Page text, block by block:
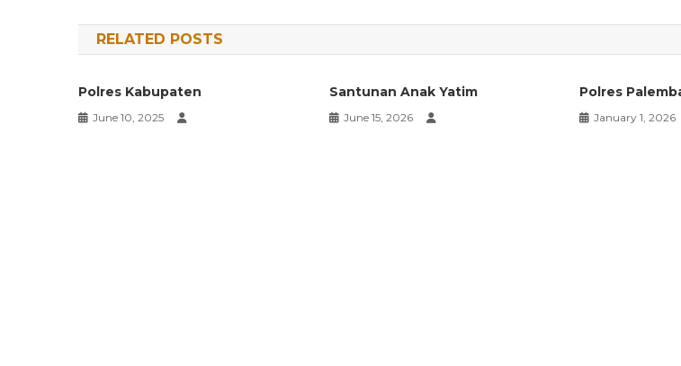
navigation
RELATED POSTS
Polres Kabupaten
June 10, 2025
Santunan Anak Yatim
June 15, 2026
Polres
January 1, 2026